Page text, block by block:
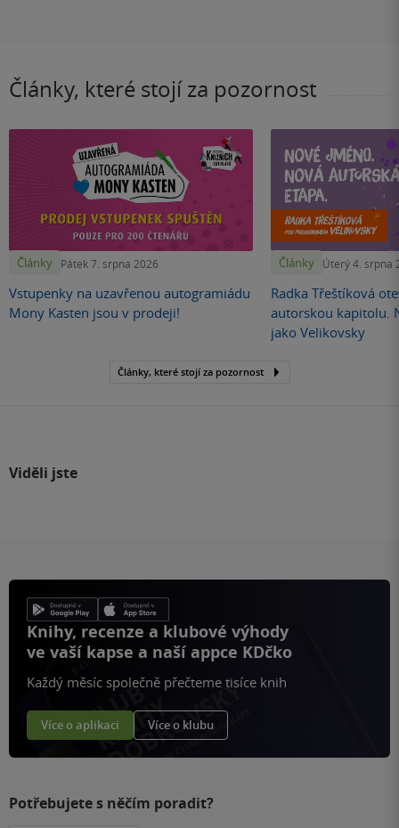
Články, které stojí za pozornost
Články Pátek 7. srpna 2026
Vstupenky na uzavřenou autogramiádu
Mony Kasten jsou v prodeji!
Články Úterý 4. srpna
Radka Třeštíková
autorskou kapitolu.
jako Velikovsky
Články, které stojí za pozornost
Viděli jste
Knihy, recenze a klubové výhody
ve vaší kapse a naší appce KDčko
Každý měsíc společně přečteme tisíce knih
Více o aplikaci Více o klubu
Potřebujete s něčím poradit?